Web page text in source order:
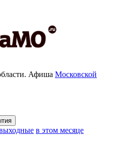
Афиша Московской
в этом месяце